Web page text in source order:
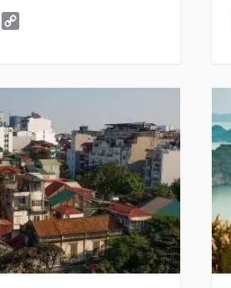
Telegram